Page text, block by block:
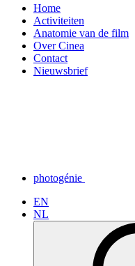
Home
Activiteiten
Anatomie van de film
Over Cinea
Contact
Nieuwsbrief
photogénie
EN
NL